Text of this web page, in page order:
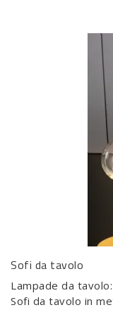
Sofi da tavolo
Lampade da
Sofi da tavolo in